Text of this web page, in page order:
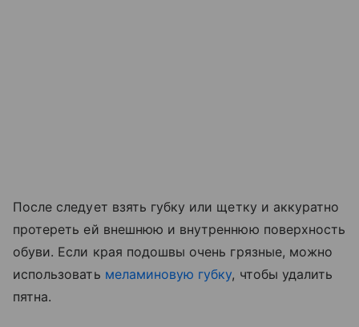
После следует взять губку или щетку и аккуратно
протереть ей внешнюю и внутреннюю поверхность
обуви. Если края подошвы очень грязные, можно
использовать меламиновую губку, чтобы удалить
пятна.